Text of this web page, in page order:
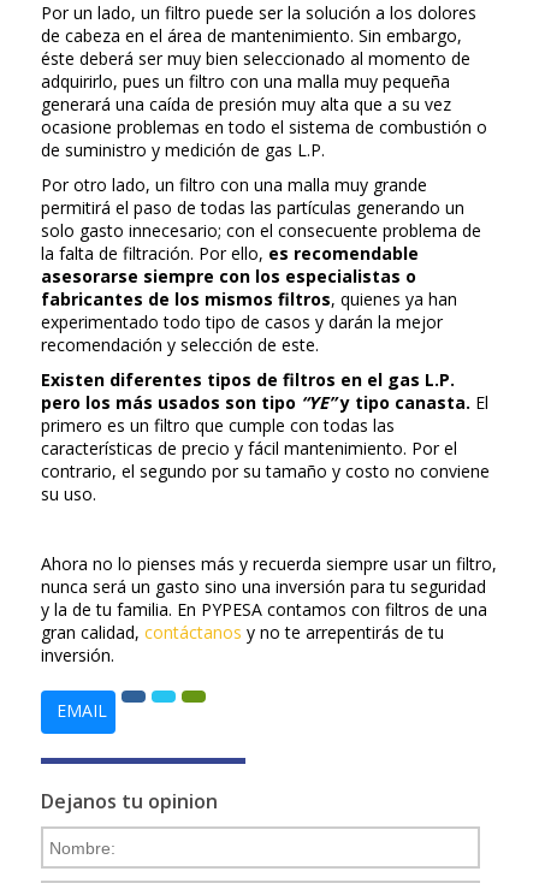
Por un lado, un filtro puede ser la solución a los dolores
de cabeza en el área de mantenimiento. Sin embargo,
éste deberá ser muy bien seleccionado al momento de
adquirirlo, pues un filtro con una malla muy pequeña
generará una caída de presión muy alta que a su vez
ocasione problemas en todo el sistema de combustión o
de suministro y medición de gas L.P.
Por otro lado, un filtro con una malla muy grande
permitirá el paso de todas las partículas generando un
solo gasto innecesario; con el consecuente problema de
la falta de filtración. Por ello, es recomendable
asesorarse siempre con los especialistas o
fabricantes de los mismos filtros, quienes ya han
experimentado todo tipo de casos y darán la mejor
recomendación y selección de este.
Existen diferentes tipos de filtros en el gas L.P.
pero los más usados son tipo “YE”y tipo canasta. El
primero es un filtro que cumple con todas las
características de precio y fácil mantenimiento. Por el
contrario, el segundo por su tamaño y costo no conviene
su uso.
Ahora no lo pienses más y recuerda siempre usar un filtro,
nunca será un gasto sino una inversión para tu seguridad
y la de tu familia. En PYPESA contamos con filtros de una
gran calidad, contáctanos y no te arrepentirás de tu
inversión.
EMAIL
Dejanos tu opinion